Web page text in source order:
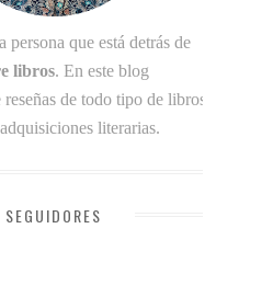
persona que está detrás de
libros. En este blog
reseñas de todo tipo de libros
literarias.
SEGUIDORES